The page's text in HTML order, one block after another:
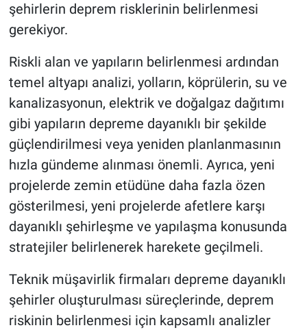
şehirlerin deprem risklerinin belirlenmesi
gerekiyor.
Riskli alan ve yapıların belirlenmesi ardından
temel altyapı analizi, yolların, köprülerin, su ve
kanalizasyonun, elektrik ve doğalgaz dağıtımı
gibi yapıların depreme dayanıklı bir şekilde
güçlendirilmesi veya yeniden planlanmasının
hızla gündeme alınması önemli. Ayrıca, yeni
projelerde zemin etüdüne daha fazla özen
gösterilmesi, yeni projelerde afetlere karşı
dayanıklı şehirleşme ve yapılaşma konusunda
stratejiler belirlenerek harekete geçilmeli.
Teknik müşavirlik firmaları depreme dayanıklı
şehirler oluşturulması süreçlerinde, deprem
riskinin belirlenmesi için kapsamlı analizler